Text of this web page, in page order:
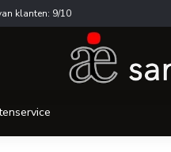
klanten: 9/10